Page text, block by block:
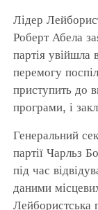
Лідер
Роберт Абела
партія увійшла
перемогу
приступить до
програми, і
Генеральний
партії Чарльз
під час
даними
Лейбористська